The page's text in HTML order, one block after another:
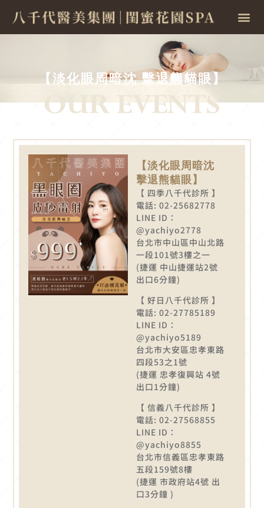
【淡化眼周暗沈 擊退熊貓眼】
【淡化眼周暗沈
擊退熊貓眼】
【 四季八千代診所 】
電話: 02-25682778
LINE ID：
@yachiyo2778
台北市中山區中山北路
一段101號3樓之一
(捷運 中山捷運站2號
出口6分鐘)
【 好日八千代診所 】
電話: 02-27785189
LINE ID：
@yachiyo5189
台北市大安區忠孝東路
四段53之1號
(捷運 忠孝復興站 4號
出口1分鐘)
【 信義八千代診所 】
電話: 02-27568855
LINE ID：
@yachiyo8855
台北市信義區忠孝東路
五段159號8樓
(捷運 市政府站4號 出
口3分鐘 )